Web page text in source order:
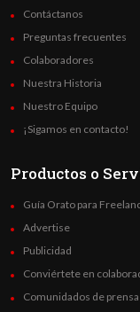
Contáctanos
Preguntas frecuentes
Colaboradores
Nuestra Historia
Nuestro Equipo
¡Sigamos en contacto!
Productos o
Guía Orato para
Advertise
Publicidad
Conviértete en
Comunidados de prensa